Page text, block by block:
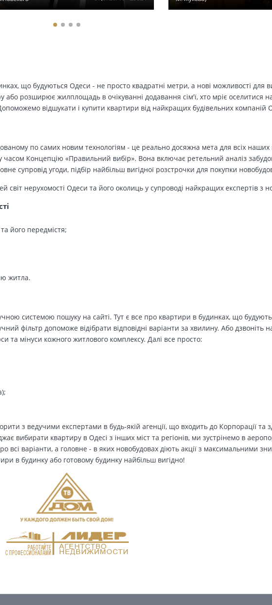
що будуються Одеси - не просто квадратні метри, а нові можливості для
розширює жилплощадь в очікуванні додавання сім'ї, хто мріє оселитися
відшукати і купити квартири від найкращих будівельних компаній
по самих новим технологіям - це реально досяжна мета для всіх наших
Концепцію «Правильний вибір». Вона включає ретельний аналіз
супровід угоди, підбір найбільш вигідної розстрочки для покупки
нерухомості Одеси та його околиць у супроводі найкращих експертів з
його передмістя;
житла.
системою пошуку на сайті. Тут є все про квартири в будинках, що
фільтр допоможе відібрати відповідні варіанти за хвилину. Або дзвоніть
мінуси кожного житлового комплексу. Далі все просто:
з ведучими експертами в будь-якій агенції, що входить до Корпорації та
вибирати квартиру в Одесі з інших міст та регіонів, ми зустрінемо в
варіанти, а головне - в яких новобудовах діють акції з максимальними
в будинку або готовому будинку найбільш вигідно!